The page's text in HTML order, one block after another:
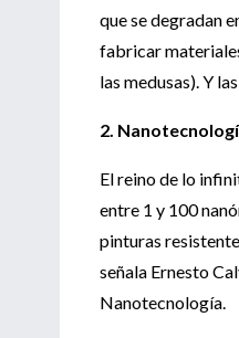
que se degradan
fabricar
las medusas). Y
2.
El reino de lo
entre 1 y 100
pinturas
señala Ernesto
Nanotecnología.